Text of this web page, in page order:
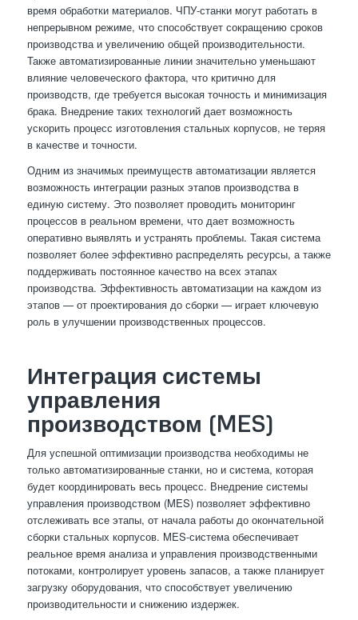
время обработки материалов. ЧПУ-станки могут работать в
непрерывном режиме, что способствует сокращению сроков
производства и увеличению общей производительности.
Также автоматизированные линии значительно уменьшают
влияние человеческого фактора, что критично для
производств, где требуется высокая точность и минимизация
брака. Внедрение таких технологий дает возможность
ускорить процесс изготовления стальных корпусов, не теряя
в качестве и точности.
Одним из значимых преимуществ автоматизации является
возможность интеграции разных этапов производства в
единую систему. Это позволяет проводить мониторинг
процессов в реальном времени, что дает возможность
оперативно выявлять и устранять проблемы. Такая система
позволяет более эффективно распределять ресурсы, а также
поддерживать постоянное качество на всех этапах
производства. Эффективность автоматизации на каждом из
этапов — от проектирования до сборки — играет ключевую
роль в улучшении производственных процессов.
Интеграция системы
управления
производством (MES)
Для успешной оптимизации производства необходимы не
только автоматизированные станки, но и система, которая
будет координировать весь процесс. Внедрение системы
управления производством (MES) позволяет эффективно
отслеживать все этапы, от начала работы до окончательной
сборки стальных корпусов. MES-система обеспечивает
реальное время анализа и управления производственными
потоками, контролирует уровень запасов, а также планирует
загрузку оборудования, что способствует увеличению
производительности и снижению издержек.